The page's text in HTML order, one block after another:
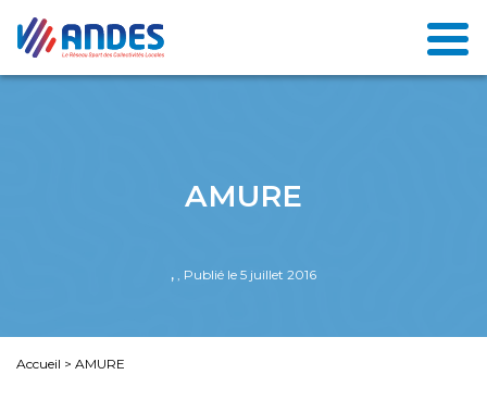
AMURE
, , Publié le 5 juillet 2016
Accueil > AMURE